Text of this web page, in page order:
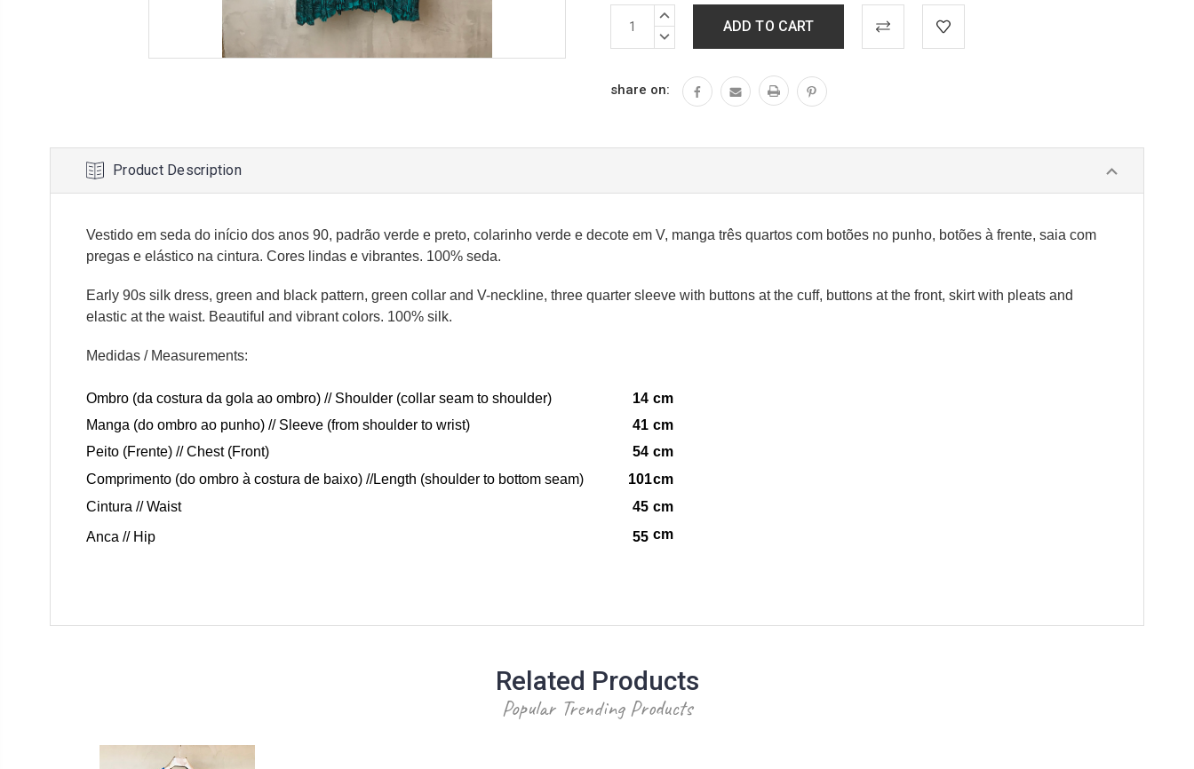
INCREASE
DECREASE
share on:
Product Description
Vestido em seda do início dos anos 90, padrão verde e preto, colarinho verde e decote em V, manga três quartos com botões no punho, botões à frente, saia com
pregas e elástico na cintura. Cores lindas e vibrantes. 100% seda.
Early 90s silk dress, green and black pattern, green collar and V-neckline, three quarter sleeve with buttons at the cuff, buttons at the front, skirt with pleats and
elastic at the waist. Beautiful and vibrant colors. 100% silk.
Medidas / Measurements:
Ombro (da costura da gola ao ombro) // Shoulder (collar seam to shoulder) 14 cm
Manga (do ombro ao punho) // Sleeve (from shoulder to wrist)
41 cm
Peito (Frente) // Chest (Front)
54 cm
Comprimento (do ombro à costura de baixo) //Length (shoulder to bottom seam)
101cm
Cintura // Waist
45 cm
Anca // Hip
55 cm
Related Products
Popular Trending Products